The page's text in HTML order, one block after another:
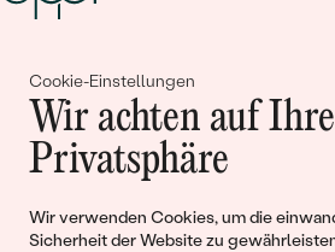
Cookie-Einstellungen
Wir achten auf Ihre
Privatsphäre
Wir verwenden Cookies, um die
Sicherheit der Website zu
Gemeinsam
Geschichten von
Liebe
Begleiten Sie uns!